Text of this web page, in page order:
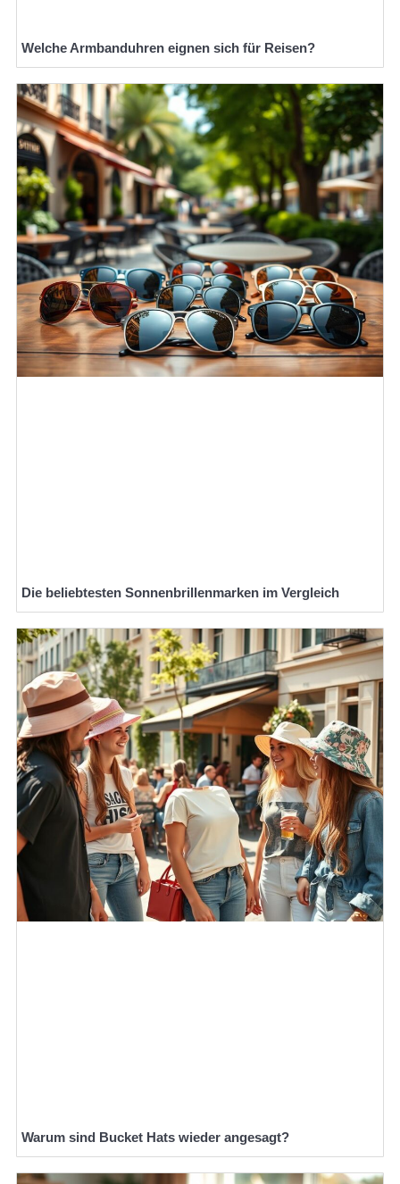
Welche Armbanduhren eignen sich für Reisen?
Die beliebtesten Sonnenbrillenmarken im Vergleich
Warum sind Bucket Hats wieder angesagt?